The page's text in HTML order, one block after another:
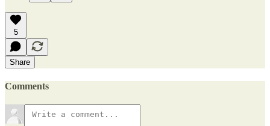
5
Share
Comments